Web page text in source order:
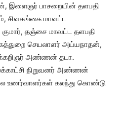
இளைஞர் பாசறையின் தளபதி
சிவகங்கை மாவட்ட
தஞ்சை மாவட்ட தளபதி
செயலாளர் அய்யநாதன்,
அண்ணன் தடா.
நிறுவனர் அண்ணன்
உணர்வாளர்கள் கலந்து கொண்டு